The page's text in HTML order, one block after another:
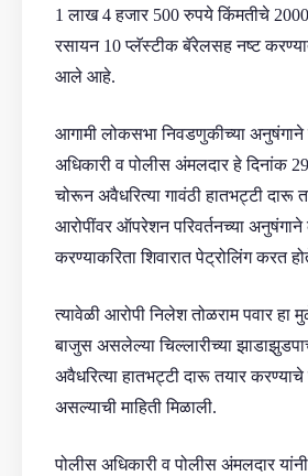
1 लाख 4 हजार 500 रुपये किंमतीचे
रसायन 10 प्लॅस्टीक बॅरेलसह नष्ट
आले आहे.
आगामी लोकसभा निवडणुकीच्या अनुषंगाने
अधिकारी व पोलीस अंमलदार हे दिनांक
चोरून अवैधरित्या गावंठी हातभट्टी दारू
आरोपींवर ऑपरेशन परिवर्तनच्या अनुषंगाने
करण्याकरिता शिवारात पेट्रोलिंग करत
त्यावेळी आरोपी निलेश तोळराम पवार हा
बाजुस असलेल्या चिल्लारीच्या
अवैधरित्या हातभट्टी दारू तयार करण्याचे
असल्याची माहिती मिळाली.
पोलीस अधिकारी व पोलीस अंमलदार